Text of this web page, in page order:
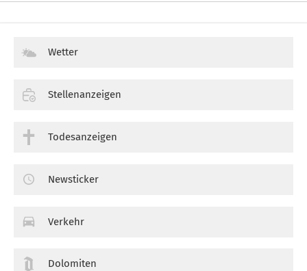
Wetter
Stellenanzeigen
Todesanzeigen
Newsticker
Verkehr
Dolomiten